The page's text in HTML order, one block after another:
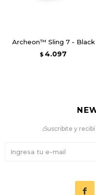
Archeon™ Sling 7 - Black
$ 4.097

¡Suscribite y